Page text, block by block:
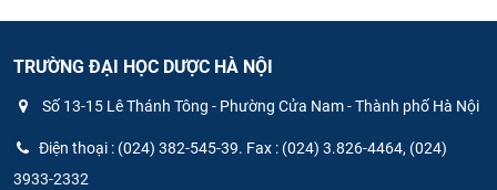
TRƯỜNG ĐẠI HỌC DƯỢC HÀ NỘI
Số 13-15 Lê Thánh Tông - Phường Cửa Nam - Thành phố Hà Nội
Điện thoại : (024) 382-545-39. Fax : (024) 3.826-4464, (024)
3933-2332